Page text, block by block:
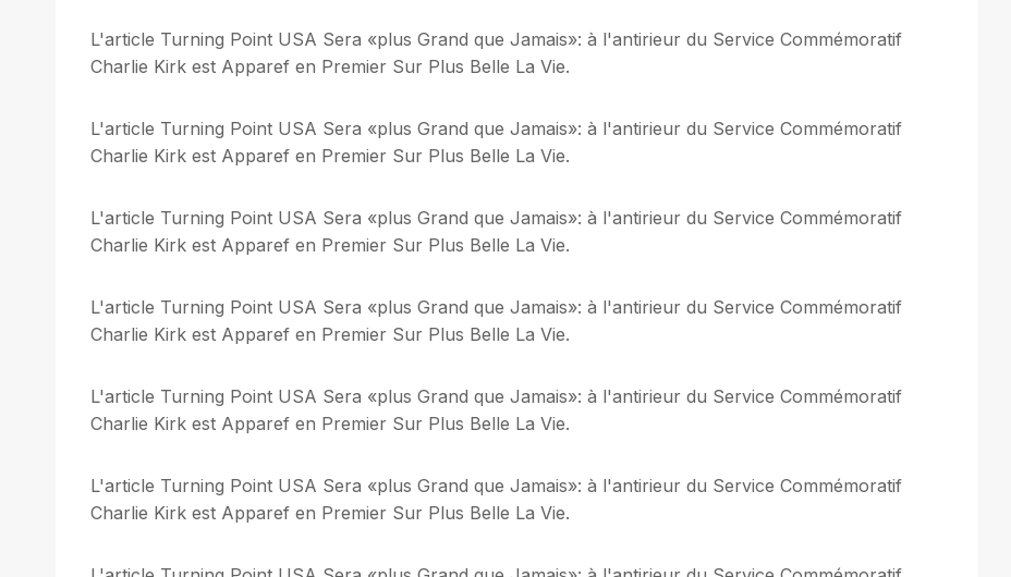
L'article Turning Point USA Sera «plus Grand que Jamais»: à l'antirieur du Service Commémoratif
Charlie Kirk est Apparef en Premier Sur Plus Belle La Vie.
L'article Turning Point USA Sera «plus Grand que Jamais»: à l'antirieur du Service Commémoratif
Charlie Kirk est Apparef en Premier Sur Plus Belle La Vie.
L'article Turning Point USA Sera «plus Grand que Jamais»: à l'antirieur du Service Commémoratif
Charlie Kirk est Apparef en Premier Sur Plus Belle La Vie.
L'article Turning Point USA Sera «plus Grand que Jamais»: à l'antirieur du Service Commémoratif
Charlie Kirk est Apparef en Premier Sur Plus Belle La Vie.
L'article Turning Point USA Sera «plus Grand que Jamais»: à l'antirieur du Service Commémoratif
Charlie Kirk est Apparef en Premier Sur Plus Belle La Vie.
L'article Turning Point USA Sera «plus Grand que Jamais»: à l'antirieur du Service Commémoratif
Charlie Kirk est Apparef en Premier Sur Plus Belle La Vie.